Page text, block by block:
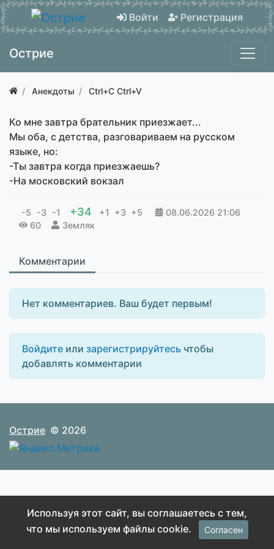
Войти Регистрация
Острие
Анекдоты Ctrl+C Ctrl+V
Ко мне завтра брательник приезжает...
Мы оба, с детства, разговариваем на русском
языке, но:
-Ты завтра когда приезжаешь?
-На московский вокзал
-5 -3 -1 +34 +1 +3 +5 08.06.2026 21:06
60
Земляк
Комментарии
Нет комментариев. Ваш будет первым!
Войдите или зарегистрируйтесь чтобы
добавлять комментарии
Острие © 2026
Используя этот сайт, вы соглашаетесь с тем,
что мы используем файлы cookie.
Согласен